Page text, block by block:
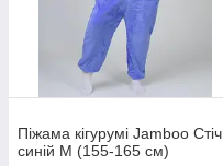
Піжама кігурумі Jamboo Стіч
синій M (155-165 см)